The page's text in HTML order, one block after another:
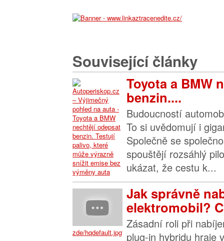
Související články
Toyota a BMW
benzin....
Budoucností
To si uvědomují i
Společně se
spouštějí rozsáhlý
ukázat, že cestu k...
zde/hqdefault.jpg">
Jak správně
elektromobil?
Zásadní roli při
plug-in hybridu hraje